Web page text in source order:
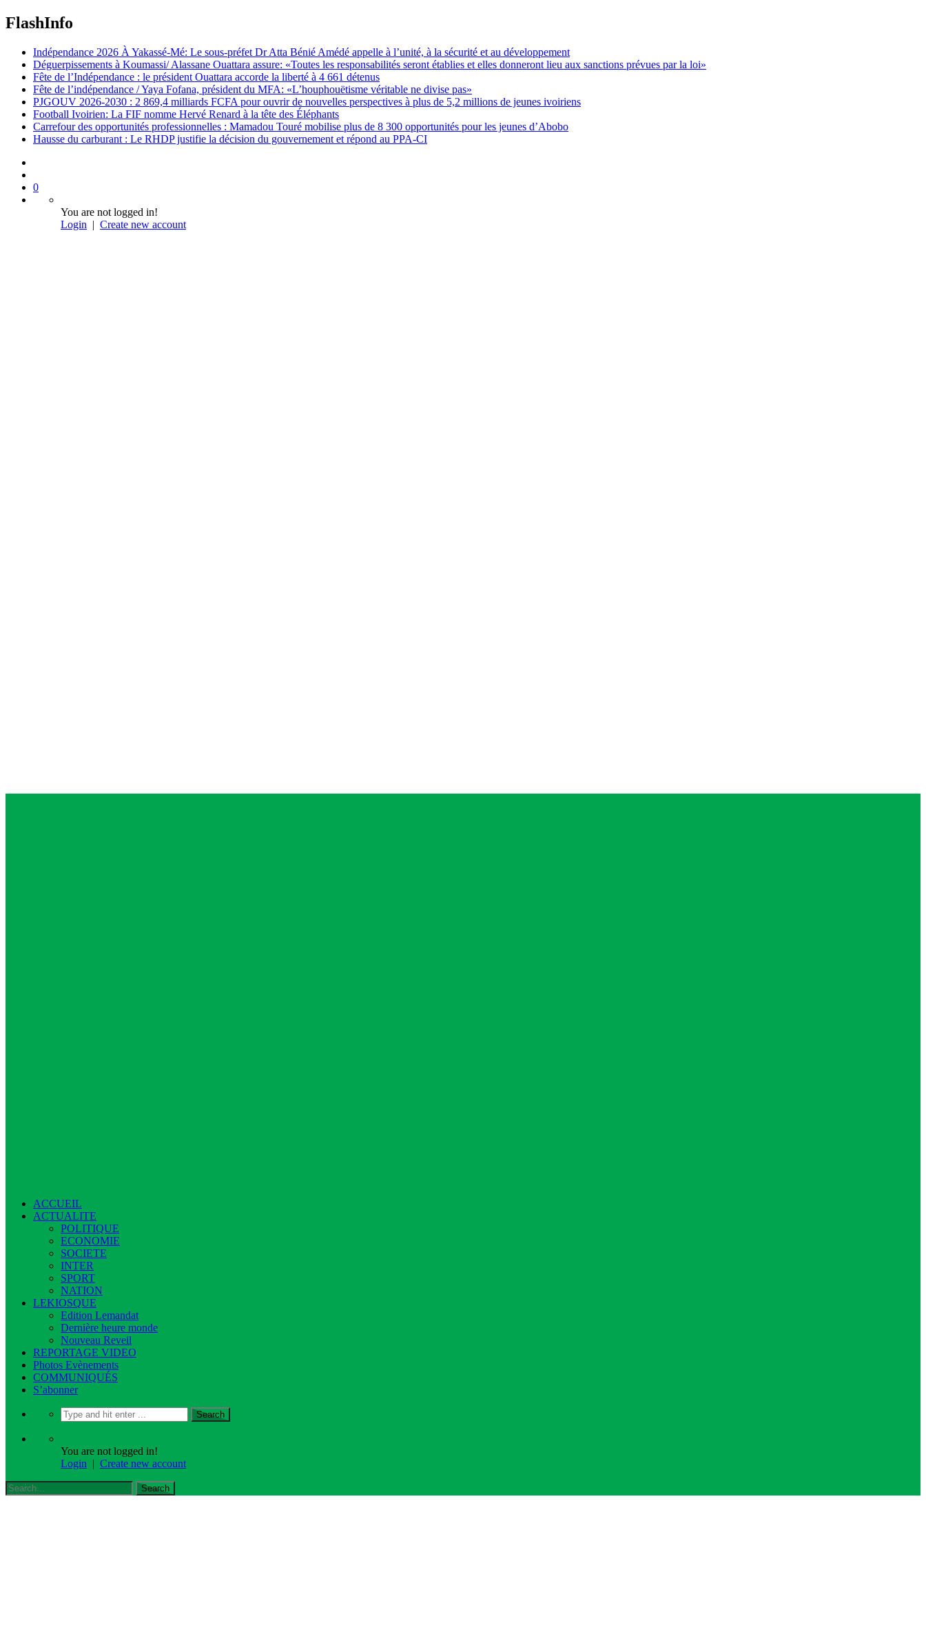
FlashInfo
Indépendance 2026 À Yakassé-Mé: Le sous-préfet Dr Atta Bénié Amédé appelle à l’unité, à la sécurité et au développement
Déguerpissements à Koumassi/ Alassane Ouattara assure: «Toutes les responsabilités seront établies et elles donneront lieu aux sanctions prévues par la loi»
Fête de l’Indépendance : le président Ouattara accorde la liberté à 4 661 détenus
Fête de l’indépendance / Yaya Fofana, président du MFA: «L’houphouëtisme véritable ne divise pas»
PJGOUV 2026-2030 : 2 869,4 milliards FCFA pour ouvrir de nouvelles perspectives à plus de 5,2 millions de jeunes ivoiriens
Football Ivoirien: La FIF nomme Hervé Renard à la tête des Éléphants
Carrefour des opportunités professionnelles : Mamadou Touré mobilise plus de 8 300 opportunités pour les jeunes d’Abobo
Hausse du carburant : Le RHDP justifie la décision du gouvernement et répond au PPA-CI
0
You are not logged in!
Login | Create new account
ACCUEIL
ACTUALITE
POLITIQUE
ECONOMIE
SOCIETE
INTER
SPORT
NATION
LEKIOSQUE
Edition Lemandat
Dernière heure monde
Nouveau Reveil
REPORTAGE VIDEO
Photos Evènements
COMMUNIQUÉS
S’abonner
You are not logged in!
Login | Create new account